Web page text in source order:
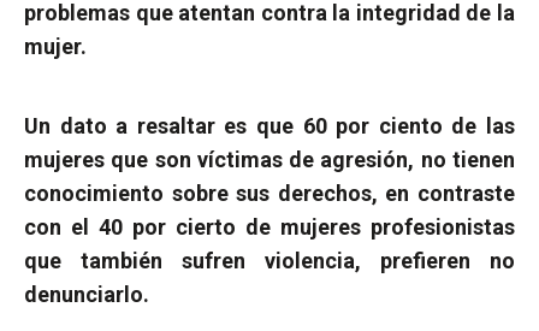
problemas que atentan contra la integridad de la
mujer.
Un dato a resaltar es que 60 por ciento de las
mujeres que son víctimas de agresión, no tienen
conocimiento sobre sus derechos, en contraste
con el 40 por cierto de mujeres profesionistas
que también sufren violencia, prefieren no
denunciarlo.